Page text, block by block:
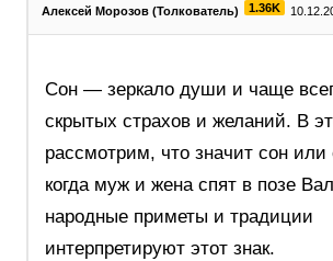
Алексей Морозов (Толкователь) 1.36K
Сон — зеркало души и чаще
скрытых страхов и желаний. В
рассмотрим, что значит сон или
когда муж и жена спят в позе
народные приметы и традиции
интерпретируют этот знак.